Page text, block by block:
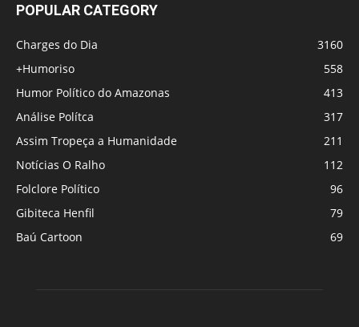
POPULAR CATEGORY
Charges do Dia
3160
+Humoriso
558
Humor Político do Amazonas
413
Análise Polítca
317
Assim Tropeça a Humanidade
211
Notícias O Ralho
112
Folclore Político
96
Gibiteca Henfil
79
Baú Cartoon
69